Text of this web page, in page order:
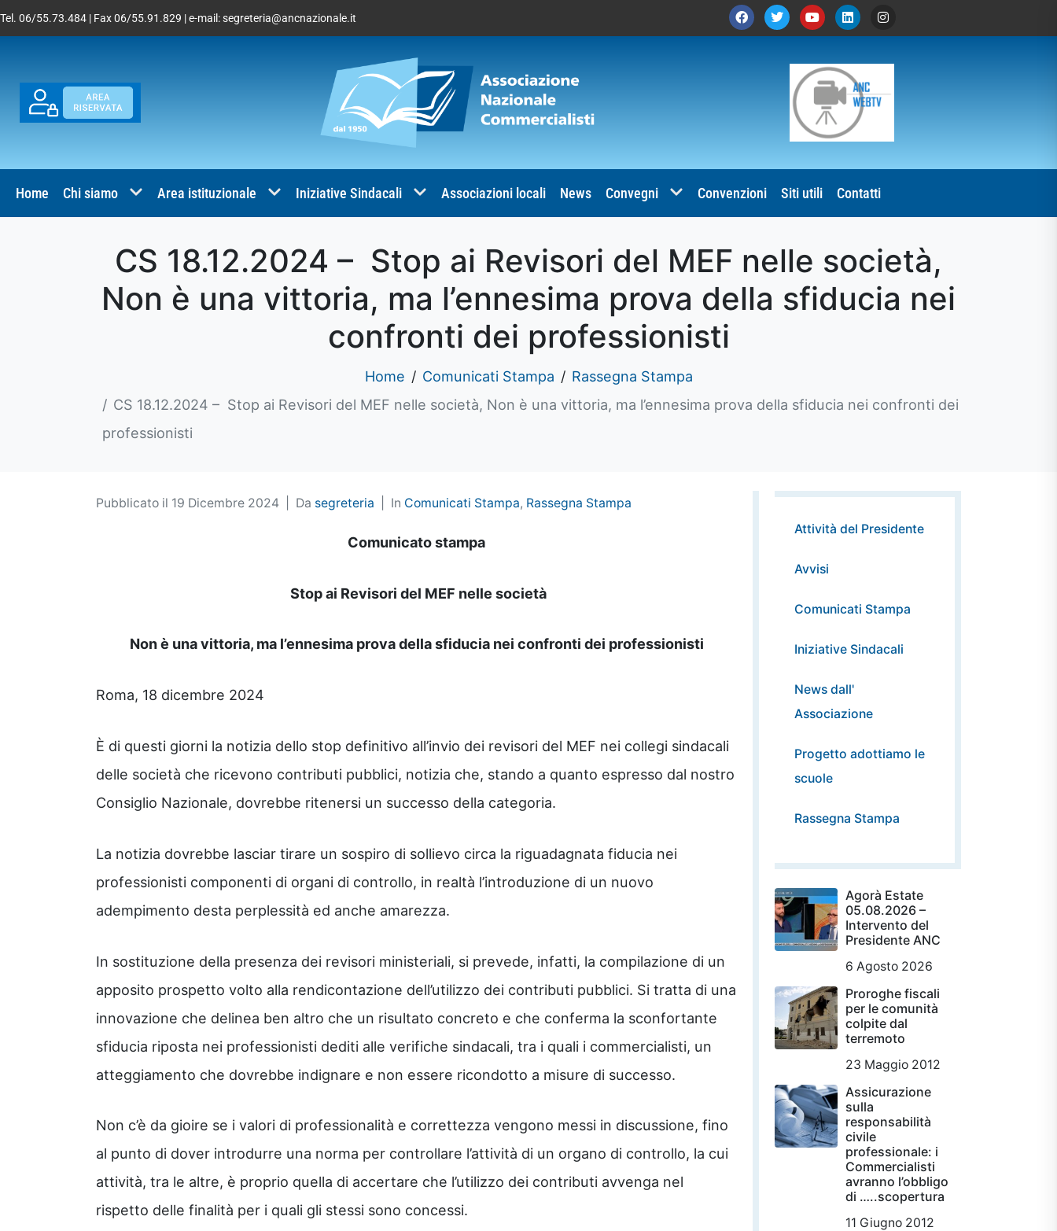
Tel. 06/55.73.484 | Fax 06/55.91.829 | e-mail:segreteria@ancnazionale.it
Home Chi siamo Area istituzionale Iniziative Sindacali Associazioni locali News Convegni Convenzioni Siti utili Contatti
CS 18.12.2024 – Stop ai Revisori del MEF nelle società,
Non è una vittoria, ma l’ennesima prova della sfiducia nei
confronti dei professionisti
Home Comunicati Stampa
Rassegna Stampa
CS 18.12.2024 – Stop ai Revisori del MEF nelle società, Non è una vittoria, ma l’ennesima prova della sfiducia nei confronti dei
professionisti
Pubblicato il 19 Dicembre 2024 Da segreteria In Comunicati Stampa, Rassegna Stampa
Comunicato stampa
Stop ai Revisori del MEF nelle società
Non è una vittoria, ma l’ennesima prova della sfiducia nei confronti dei professionisti
Roma, 18 dicembre 2024
È di questi giorni la notizia dello stop definitivo all’invio dei revisori del MEF nei collegi sindacali
delle società che ricevono contributi pubblici, notizia che, stando a quanto espresso dal nostro
Consiglio Nazionale, dovrebbe ritenersi un successo della categoria.
La notizia dovrebbe lasciar tirare un sospiro di sollievo circa la riguadagnata fiducia nei
professionisti componenti di organi di controllo, in realtà l’introduzione di un nuovo
adempimento desta perplessità ed anche amarezza.
In sostituzione della presenza dei revisori ministeriali, si prevede, infatti, la compilazione di un
apposito prospetto volto alla rendicontazione dell’utilizzo dei contributi pubblici. Si tratta di una
innovazione che delinea ben altro che un risultato concreto e che conferma la sconfortante
sfiducia riposta nei professionisti dediti alle verifiche sindacali, tra i quali i commercialisti, un
atteggiamento che dovrebbe indignare e non essere ricondotto a misure di successo.
Non c’è da gioire se i valori di professionalità e correttezza vengono messi in discussione, fino
al punto di dover introdurre una norma per controllare l’attività di un organo di controllo, la cui
attività, tra le altre, è proprio quella di accertare che l’utilizzo dei contributi avvenga nel
rispetto delle finalità per i quali gli stessi sono concessi.
Attività del Presidente
Avvisi
Comunicati Stampa
Iniziative Sindacali
News dall'
Associazione
Progetto adottiamo le
scuole
Rassegna Stampa
Agorà Estate
05.08.2026 –
Intervento del
Presidente ANC
6 Agosto 2026
Proroghe fiscali
per le comunità
colpite dal
terremoto
23 Maggio 2012
Assicurazione
sulla
responsabilità
civile
professionale: i
Commercialisti
avranno l’obbligo
di …..scopertura
11 Giugno 2012